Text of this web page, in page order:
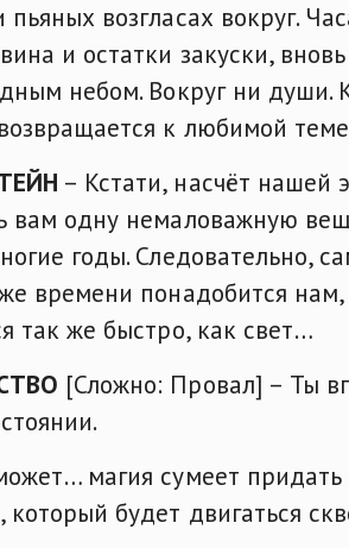
пьяных возгласах вокруг.
и остатки закуски,
небом. Вокруг ни души.
к любимой
– Кстати, насчёт
вам одну немаловажную
годы. Следовательно,
времени понадобится
так же быстро, как свет…
[Сложно: Провал] – Ты
магия сумеет придать
который будет двигаться